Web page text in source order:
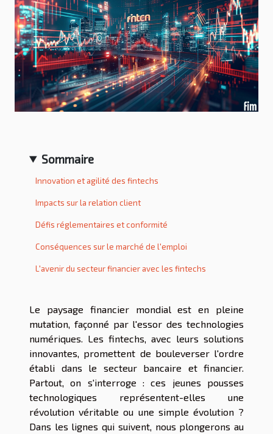
Sommaire
Innovation et agilité des fintechs
Impacts sur la relation client
Défis réglementaires et conformité
Conséquences sur le marché de l'emploi
L'avenir du secteur financier avec les fintechs
Le paysage financier mondial est en pleine
mutation, façonné par l'essor des technologies
numériques. Les fintechs, avec leurs solutions
innovantes, promettent de bouleverser l'ordre
établi dans le secteur bancaire et financier.
Partout, on s'interroge : ces jeunes pousses
technologiques représentent-elles une
révolution véritable ou une simple évolution ?
Dans les lignes qui suivent, nous plongerons au